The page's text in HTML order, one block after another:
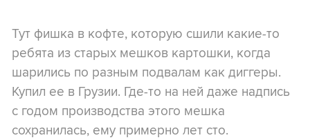
Тут фишка в кофте, которую сшили какие-то
ребята из старых мешков картошки, когда
шарились по разным подвалам как диггеры.
Купил ее в Грузии. Где-то на ней даже надпись
с годом производства этого мешка
сохранилась, ему примерно лет сто.